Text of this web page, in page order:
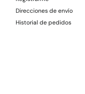
Direcciones de envío
Historial de pedidos